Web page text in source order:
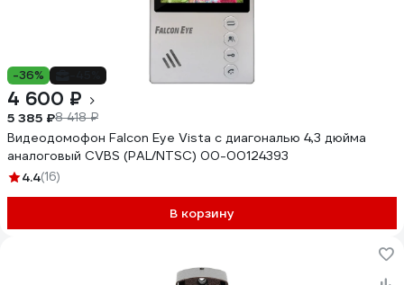
-36%
4 600 ₽
5 385 ₽8 418 ₽
Видеодомофон Falcon Eye Vista с диагональю 4,3 дюйма
аналоговый CVBS (PAL/NTSC) 00-00124393
4.4(16)
В корзину